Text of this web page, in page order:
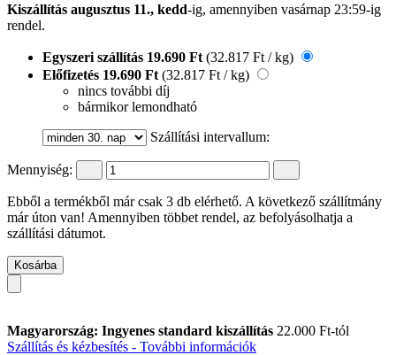
Kiszállítás augusztus 11., kedd-ig, amennyiben vasárnap 23:59-ig
rendel.
Egyszeri szállítás 19.690 Ft (32.817 Ft / kg)
Előfizetés 19.690 Ft (32.817 Ft / kg)
nincs további díj
bármikor lemondható
Szállítási intervallum:
Mennyiség:
Ebből a termékből már csak 3 db elérhető. A következő szállítmány
már úton van! Amennyiben többet rendel, az befolyásolhatja a
szállítási dátumot.
Kosárba
Magyarország: Ingyenes standard kiszállítás 22.000 Ft-tól
Szállítás és kézbesítés - További információk